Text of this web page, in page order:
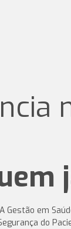
Gestão em
do